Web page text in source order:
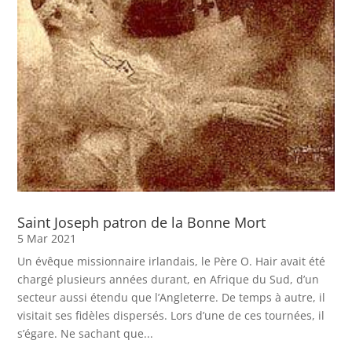
Saint Joseph patron de la Bonne Mort
5 Mar 2021
Un évêque missionnaire irlandais, le Père O. Hair avait été
chargé plusieurs années durant, en Afrique du Sud, d’un
secteur aussi étendu que l’Angleterre. De temps à autre, il
visitait ses fidèles dispersés. Lors d’une de ces tournées, il
s’égare. Ne sachant que...